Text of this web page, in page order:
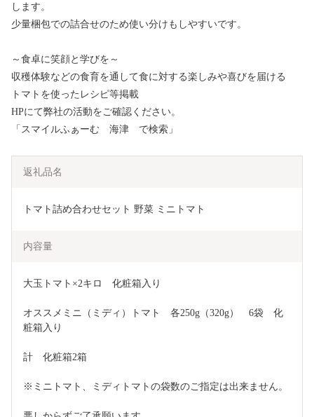
します。
少量梱包での詰合せのため使い分けもしやすいです。
～食卓に笑顔と学びを～
収穫体験などの食育を通して食に対する楽しみや喜びを届ける
トマトを使ったレシピ等掲載
HPにて弊社の活動をご確認ください。
「スマイルふぁーむ 海津 で検索」
返礼品名
トマト詰め合わせセット 野菜 ミニトマト
内容量
大玉トマト×2キロ　化粧箱入り
オススメミニ（ミディ）トマト　各250g（320g）　6袋　化
粧箱入り
計　化粧箱2箱
※ミニトマト、ミディトマトの袋数のご指定は出来ません。